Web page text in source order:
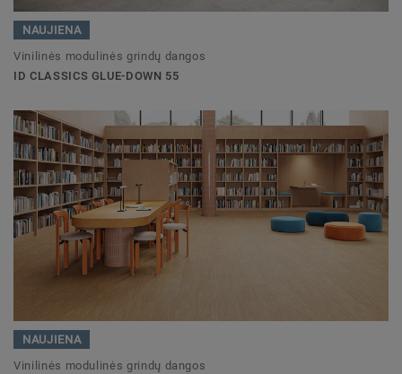
NAUJIENA
Vinilinės modulinės grindų dangos
ID CLASSICS GLUE-DOWN 55
NAUJIENA
Vinilinės modulinės grindų dangos